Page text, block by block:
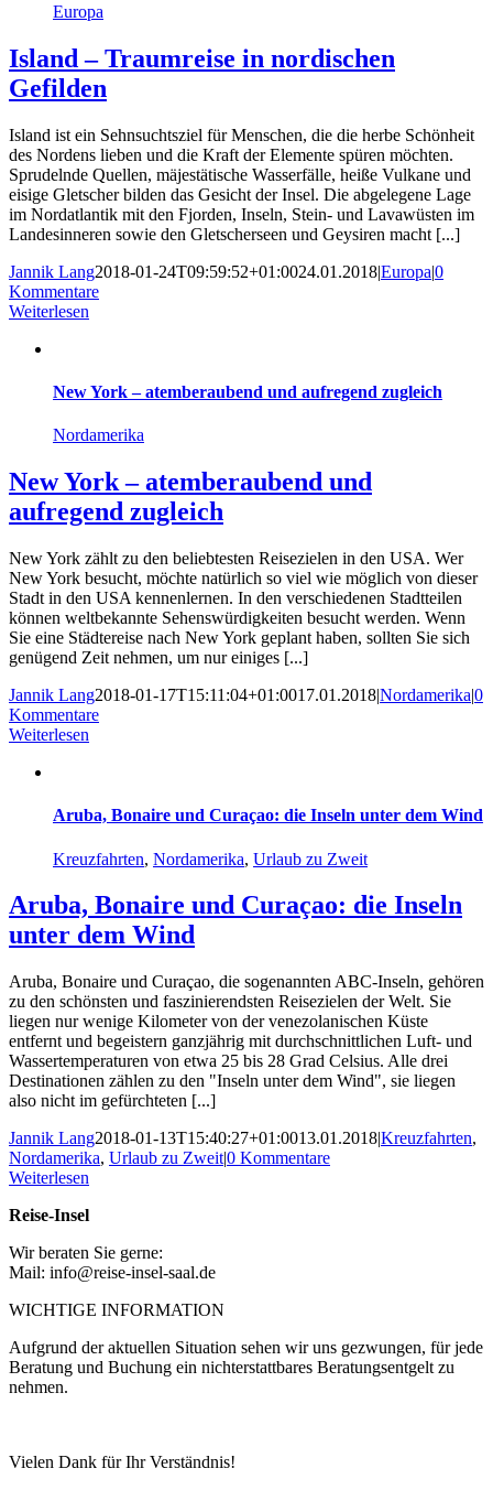
Europa
Island – Traumreise in nordischen
Gefilden
Island ist ein Sehnsuchtsziel für Menschen, die die herbe Schönheit
des Nordens lieben und die Kraft der Elemente spüren möchten.
Sprudelnde Quellen, mäjestätische Wasserfälle, heiße Vulkane und
eisige Gletscher bilden das Gesicht der Insel. Die abgelegene Lage
im Nordatlantik mit den Fjorden, Inseln, Stein- und Lavawüsten im
Landesinneren sowie den Gletscherseen und Geysiren macht [...]
Jannik Lang2018-01-24T09:59:52+01:0024.01.2018|Europa|0
Kommentare
Weiterlesen
New York – atemberaubend und aufregend zugleich
Nordamerika
New York – atemberaubend und
aufregend zugleich
New York zählt zu den beliebtesten Reisezielen in den USA. Wer
New York besucht, möchte natürlich so viel wie möglich von dieser
Stadt in den USA kennenlernen. In den verschiedenen Stadtteilen
können weltbekannte Sehenswürdigkeiten besucht werden. Wenn
Sie eine Städtereise nach New York geplant haben, sollten Sie sich
genügend Zeit nehmen, um nur einiges [...]
Jannik Lang2018-01-17T15:11:04+01:0017.01.2018|Nordamerika|0
Kommentare
Weiterlesen
Aruba, Bonaire und Curaçao: die Inseln unter dem Wind
Kreuzfahrten, Nordamerika, Urlaub zu Zweit
Aruba, Bonaire und Curaçao: die Inseln
unter dem Wind
Aruba, Bonaire und Curaçao, die sogenannten ABC-Inseln, gehören
zu den schönsten und faszinierendsten Reisezielen der Welt. Sie
liegen nur wenige Kilometer von der venezolanischen Küste
entfernt und begeistern ganzjährig mit durchschnittlichen Luft- und
Wassertemperaturen von etwa 25 bis 28 Grad Celsius. Alle drei
Destinationen zählen zu den "Inseln unter dem Wind", sie liegen
also nicht im gefürchteten [...]
Jannik Lang2018-01-13T15:40:27+01:0013.01.2018|Kreuzfahrten,
Nordamerika, Urlaub zu Zweit|0 Kommentare
Weiterlesen
Reise-Insel
Wir beraten Sie gerne:
Mail: info@reise-insel-saal.de
WICHTIGE INFORMATION
Aufgrund der aktuellen Situation sehen wir uns gezwungen, für jede
Beratung und Buchung ein nichterstattbares Beratungsentgelt zu
nehmen.
Vielen Dank für Ihr Verständnis!